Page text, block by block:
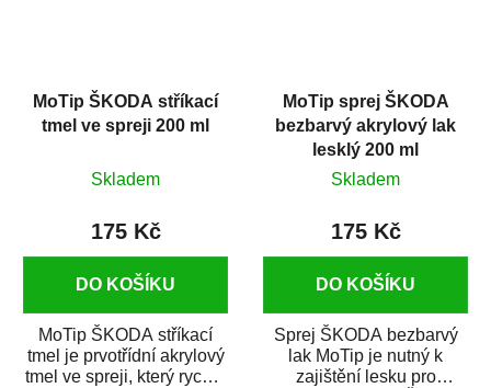
MoTip ŠKODA stříkací
tmel ve spreji 200 ml
Skladem
175 Kč
DO KOŠÍKU
MoTip ŠKODA stříkací
tmel je prvotřídní akrylový
tmel ve spreji, který rychle
MoTip sprej ŠKODA
bezbarvý akrylový lak
lesklý 200 ml
Skladem
175 Kč
DO KOŠÍKU
Sprej ŠKODA bezbarvý
lak MoTip je nutný k
zajištění lesku pro